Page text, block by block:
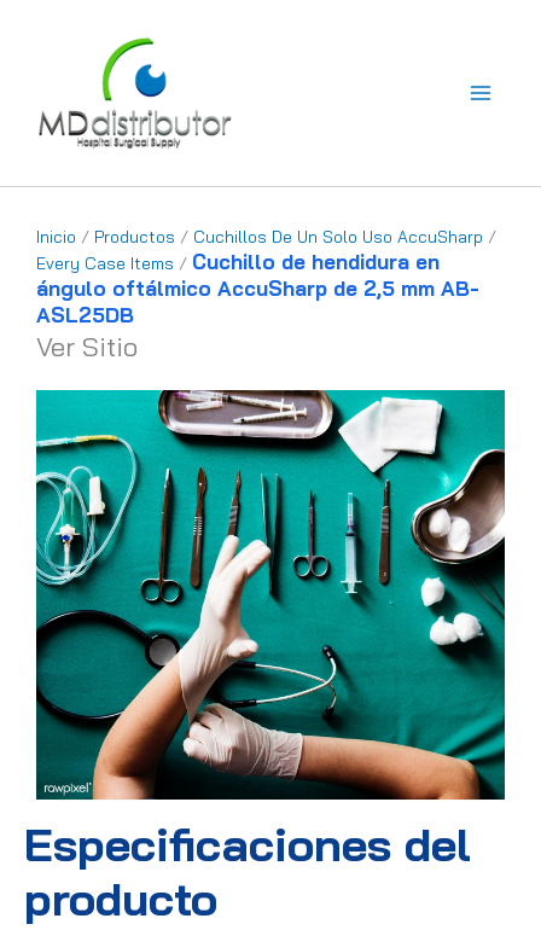
Inicio / Productos / Cuchillos De Un Solo Uso AccuSharp /
Every Case Items / Cuchillo de hendidura en
ángulo oftálmico AccuSharp de 2,5 mm AB-
ASL25DB
Ver Sitio
Especificaciones del
producto